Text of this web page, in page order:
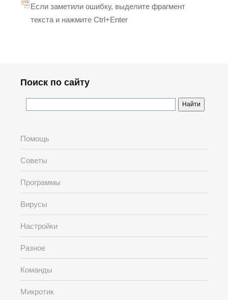
Если заметили ошибку, выделите фрагмент
текста и нажмите Ctrl+Enter
Поиск по сайту
Помощь
Советы
Программы
Вирусы
Настройки
Разное
Команды
Микротик